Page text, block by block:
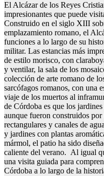
El Alcázar de los Reyes
impresionantes que puede
Construido en el siglo XIII
emplazamiento romano, el
funciones a lo largo de su
militar. Las estancias más
de estilo morisco, con
y ventilar, la sala de los
colección de arte romano de
sarcófagos romanos, con una
viaje de los muertos al
de Córdoba es que los
aunque fueron construidos
rectangulares y canales de
y jardines con plantas
mármol, el patio ha sido
caliente del verano. Al igual
una visita guiada para
Córdoba a lo largo de la